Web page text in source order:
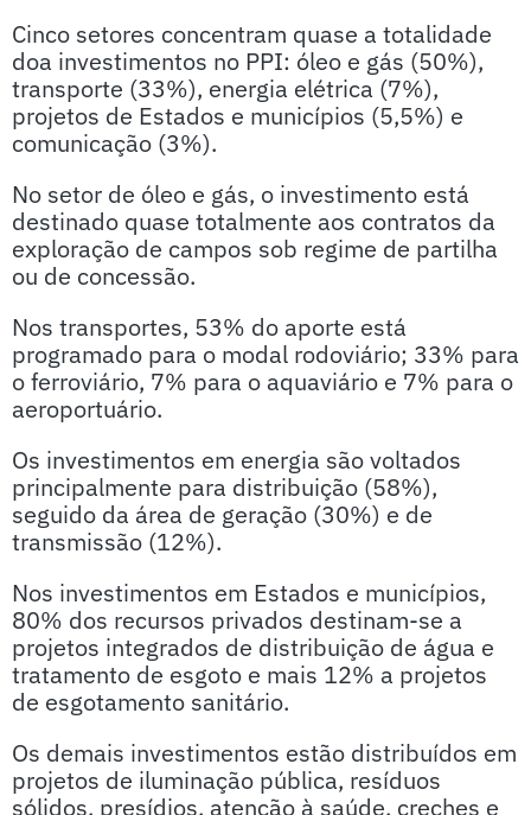
Cinco setores concentram quase a totalidade
doa investimentos no PPI: óleo e gás (50%),
transporte (33%), energia elétrica (7%),
projetos de Estados e municípios (5,5%) e
comunicação (3%).
No setor de óleo e gás, o investimento está
destinado quase totalmente aos contratos da
exploração de campos sob regime de partilha
ou de concessão.
Nos transportes, 53% do aporte está
programado para o modal rodoviário; 33% para
o ferroviário, 7% para o aquaviário e 7% para o
aeroportuário.
Os investimentos em energia são voltados
principalmente para distribuição (58%),
seguido da área de geração (30%) e de
transmissão (12%).
Nos investimentos em Estados e municípios,
80% dos recursos privados destinam-se a
projetos integrados de distribuição de água e
tratamento de esgoto e mais 12% a projetos
de esgotamento sanitário.
Os demais investimentos estão distribuídos em
projetos de iluminação pública, resíduos
sólidos, presídios, atenção à saúde, creches e